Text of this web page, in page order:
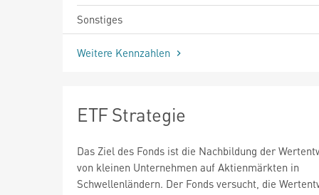
Sonstiges
Weitere Kennzahlen
ETF Strategie
Das Ziel des Fonds ist die Nachbildung der
von kleinen Unternehmen auf Aktienmärkten in
Schwellenländern. Der Fonds versucht, die